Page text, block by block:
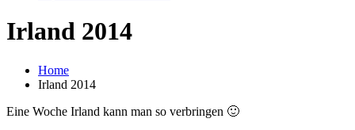
Irland 2014
Home
Irland 2014
Eine Woche Irland kann man so verbringen 🙂